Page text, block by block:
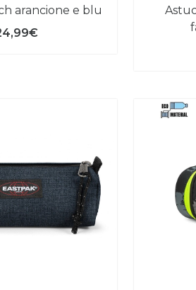
arancione e blu
astuccio satch rosa e blu